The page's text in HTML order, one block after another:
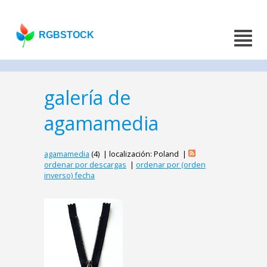
RGBSTOCK
galería de
agamamedia
agamamedia (4) | localización: Poland |
ordenar por descargas | ordenar por (orden
inverso) fecha